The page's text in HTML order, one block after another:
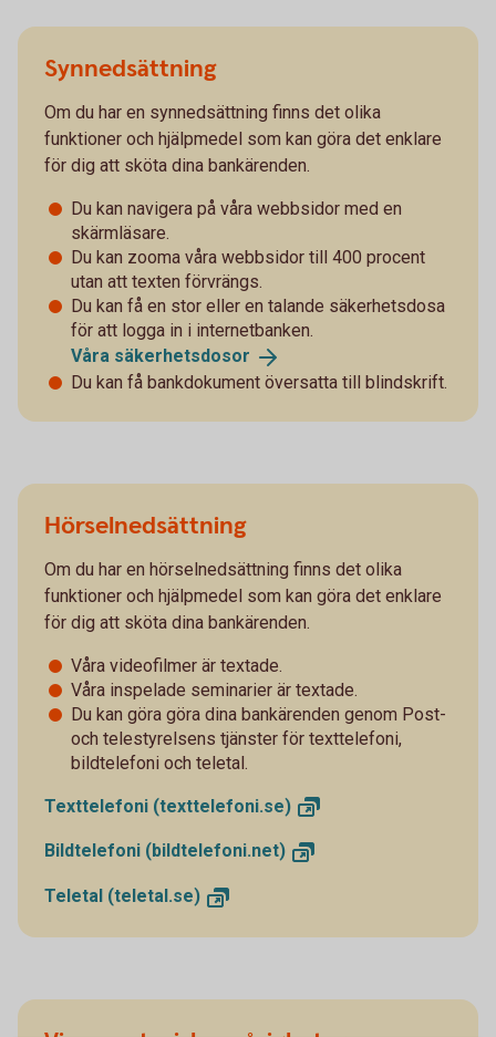
Synnedsättning
Om du har en synnedsättning finns det olika
funktioner och hjälpmedel som kan göra det enklare
för dig att sköta dina bankärenden.
Du kan navigera på våra webbsidor med en
skärmläsare.
Du kan zooma våra webbsidor till 400 procent
utan att texten förvrängs.
Du kan få en stor eller en talande säkerhetsdosa
för att logga in i internetbanken.
Våra säkerhetsdosor
Du kan få bankdokument översatta till blindskrift.
Hörselnedsättning
Om du har en hörselnedsättning finns det olika
funktioner och hjälpmedel som kan göra det enklare
för dig att sköta dina bankärenden.
Våra videofilmer är textade.
Våra inspelade seminarier är textade.
Du kan göra göra dina bankärenden genom Post-
och telestyrelsens tjänster för texttelefoni,
bildtelefoni och teletal.
Texttelefoni (texttelefoni.se)
Bildtelefoni (bildtelefoni.net)
Teletal (teletal.se)